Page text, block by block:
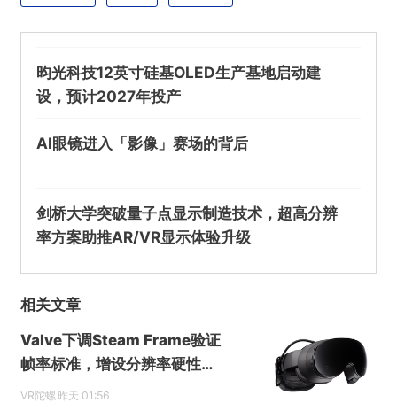
Steam Link或将为Meta Quest引入手部追踪更
新
欺诈
不实信息 违法犯罪 其他
昀光科技12英寸硅基OLED生产基地启动建
设，预计2027年投产
AI眼镜进入「影像」赛场的背后
剑桥大学突破量子点显示制造技术，超高分辨
率方案助推AR/VR显示体验升级
相关文章
Valve下调Steam Frame验证
帧率标准，增设分辨率硬性门
槛
VR陀螺 昨天 01:56